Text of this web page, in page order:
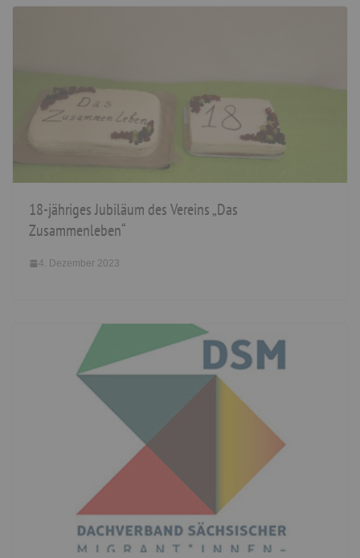
18-jähriges Jubiläum des Vereins „Das
Zusammenleben“
4. Dezember 2023